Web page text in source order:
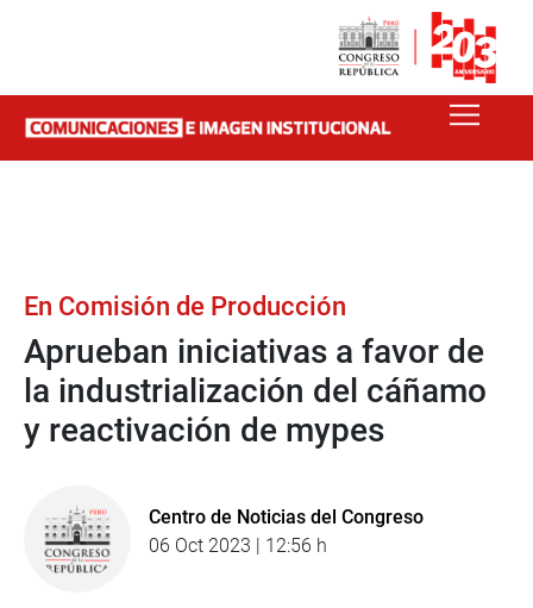
En Comisión de Producción
Aprueban iniciativas a favor de
la industrialización del cáñamo
y reactivación de mypes
Centro de Noticias del Congreso
06 Oct 2023 | 12:56 h